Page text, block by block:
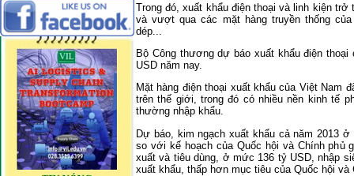
Trong đó, xuất khẩu điện thoại và linh kiện
và vượt qua các mặt hàng truyền thống
dép...
Bộ Công thương dự báo xuất khẩu điện
USD năm nay.
Mặt hàng điện thoại xuất khẩu của Việt Nam
trên thế giới, trong đó có nhiều nền kinh tế
thường nhập khẩu.
Dự báo, kim ngạch xuất khẩu cả năm 2013
so với kế hoạch của Quốc hội và Chính phủ
xuất và tiêu dùng, ở mức 136 tỷ USD, nhập
xuất khẩu, thấp hơn mục tiêu của Quốc hội